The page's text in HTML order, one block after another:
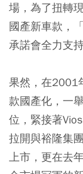
場，為了扭轉
國產新車款，
承諾會全力支
果然，在2001
款國產化，一
位，緊接著
拉開與裕隆集
上市，更在去